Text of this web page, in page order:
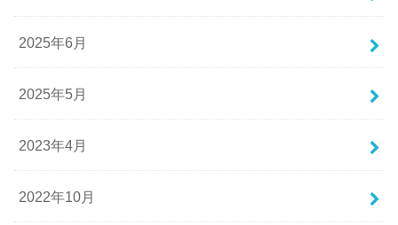
2025年6月
2025年5月
2023年4月
2022年10月